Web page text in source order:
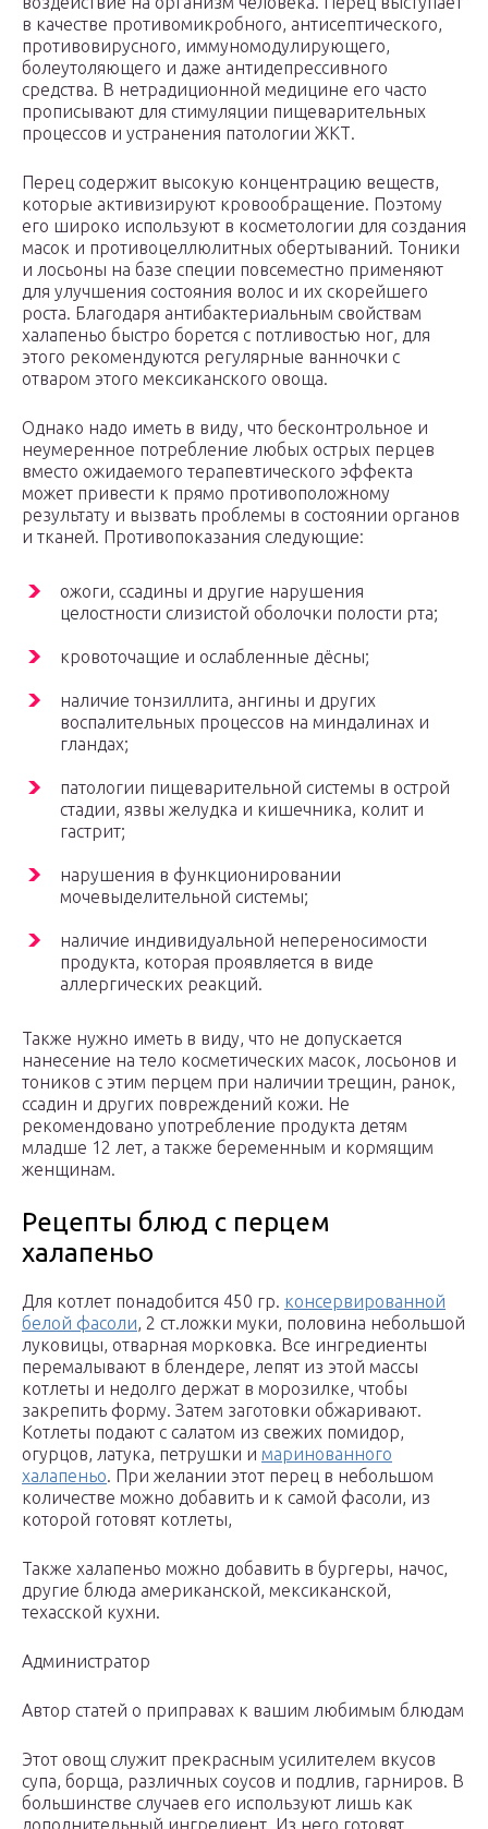
в качестве противомикробного, антисептического,
противовирусного, иммуномодулирующего,
болеутоляющего и даже антидепрессивного
средства. В нетрадиционной медицине его часто
прописывают для стимуляции пищеварительных
процессов и устранения патологии ЖКТ.
Перец содержит высокую концентрацию веществ,
которые активизируют кровообращение. Поэтому
его широко используют в косметологии для создания
масок и противоцеллюлитных обертываний. Тоники
и лосьоны на базе специи повсеместно применяют
для улучшения состояния волос и их скорейшего
роста. Благодаря антибактериальным свойствам
халапеньо быстро борется с потливостью ног, для
этого рекомендуются регулярные ванночки с
отваром этого мексиканского овоща.
Однако надо иметь в виду, что бесконтрольное и
неумеренное потребление любых острых перцев
вместо ожидаемого терапевтического эффекта
может привести к прямо противоположному
результату и вызвать проблемы в состоянии органов
и тканей. Противопоказания следующие:
ожоги, ссадины и другие нарушения
целостности слизистой оболочки полости рта;
кровоточащие и ослабленные дёсны;
наличие тонзиллита, ангины и других
воспалительных процессов на миндалинах и
гландах;
патологии пищеварительной системы в острой
стадии, язвы желудка и кишечника, колит и
гастрит;
нарушения в функционировании
мочевыделительной системы;
наличие индивидуальной непереносимости
продукта, которая проявляется в виде
аллергических реакций.
Также нужно иметь в виду, что не допускается
нанесение на тело косметических масок, лосьонов и
тоников с этим перцем при наличии трещин, ранок,
ссадин и других повреждений кожи. Не
рекомендовано употребление продукта детям
младше 12 лет, а также беременным и кормящим
женщинам.
Рецепты блюд с перцем
халапеньо
Для котлет понадобится 450 гр. консервированной
белой фасоли, 2 ст.ложки муки, половина небольшой
луковицы, отварная морковка. Все ингредиенты
перемалывают в блендере, лепят из этой массы
котлеты и недолго держат в морозилке, чтобы
закрепить форму. Затем заготовки обжаривают.
Котлеты подают с салатом из свежих помидор,
огурцов, латука, петрушки и маринованного
халапеньо. При желании этот перец в небольшом
количестве можно добавить и к самой фасоли, из
которой готовят котлеты,
Также халапеньо можно добавить в бургеры, начос,
другие блюда американской, мексиканской,
техасской кухни.
Администратор
Автор статей о приправах к вашим любимым блюдам
Этот овощ служит прекрасным усилителем вкусов
супа, борща, различных соусов и подлив, гарниров. В
большинстве случаев его используют лишь как
дополнительный ингредиент. Из него готовят